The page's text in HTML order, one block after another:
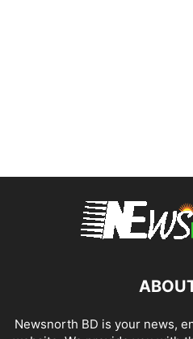
Newsnorth BD is your news,